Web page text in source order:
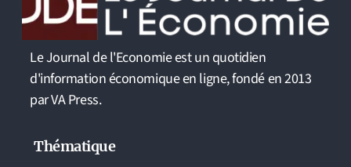
Le Journal de l'Economie est un quotidien
d'information économique en ligne, fondé en 2013
par VA Press.
Thématique